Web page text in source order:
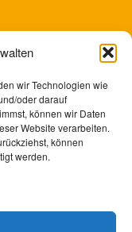
wir Technologien wie
oder darauf
können wir Daten
Website verarbeiten.
können
werden.